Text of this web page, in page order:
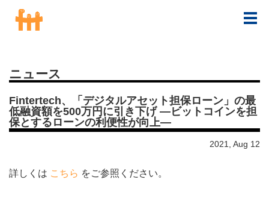
ニュース
Fintertech、「デジタルアセット担保ローン」の最
低融資額を500万円に引き下げ ―ビットコインを担
保とするローンの利便性が向上―
2021, Aug 12
詳しくは こちら をご参照ください。